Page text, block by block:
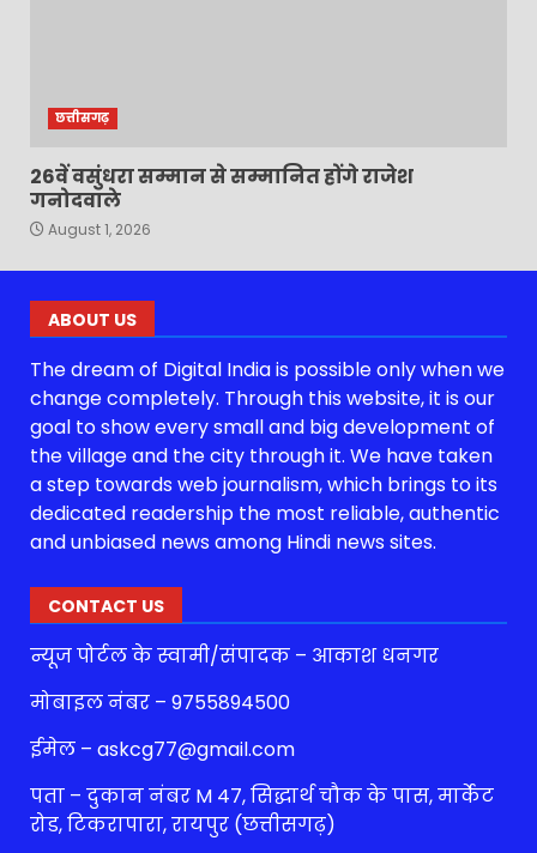
छत्तीसगढ़
26वें वसुंधरा सम्मान से सम्मानित होंगे राजेश
गनोदवाले
August 1, 2026
ABOUT US
The dream of Digital India is possible only when we
change completely. Through this website, it is our
goal to show every small and big development of
the village and the city through it. We have taken
a step towards web journalism, which brings to its
dedicated readership the most reliable, authentic
and unbiased news among Hindi news sites.
CONTACT US
न्यूज पोर्टल के स्वामी/संपादक – आकाश धनगर
मोबाइल नंबर – 9755894500
ईमेल – askcg77@gmail.com
पता – दुकान नंबर M 47, सिद्धार्थ चौक के पास, मार्केट
रोड, टिकरापारा, रायपुर (छत्तीसगढ़)